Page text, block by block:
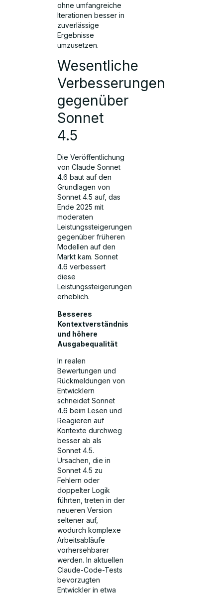
ohne umfangreiche
Iterationen besser in
zuverlässige
Ergebnisse
umzusetzen.
Wesentliche
Verbesserungen
gegenüber
Sonnet
4.5
Die Veröffentlichung
von Claude Sonnet
4.6 baut auf den
Grundlagen von
Sonnet 4.5 auf, das
Ende 2025 mit
moderaten
Leistungssteigerungen
gegenüber früheren
Modellen auf den
Markt kam. Sonnet
4.6 verbessert
diese
Leistungssteigerungen
erheblich.
Besseres
Kontextverständnis
und höhere
Ausgabequalität
In realen
Bewertungen und
Rückmeldungen von
Entwicklern
schneidet Sonnet
4.6 beim Lesen und
Reagieren auf
Kontexte durchweg
besser ab als
Sonnet 4.5.
Ursachen, die in
Sonnet 4.5 zu
Fehlern oder
doppelter Logik
führten, treten in der
neueren Version
seltener auf,
wodurch komplexe
Arbeitsabläufe
vorhersehbarer
werden. In aktuellen
Claude-Code-Tests
bevorzugten
Entwickler in etwa